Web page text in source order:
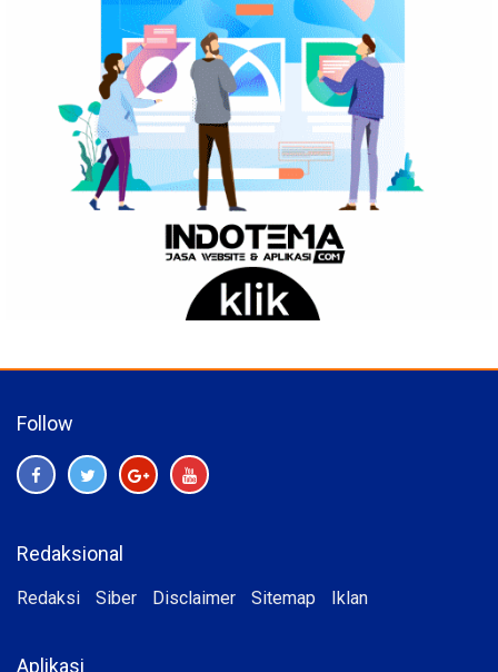
Follow
Redaksional
Redaksi Siber Disclaimer Sitemap Iklan
Aplikasi